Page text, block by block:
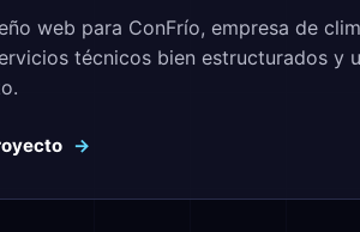
web para ConFrío, empresa de
técnicos bien estructurados y
→